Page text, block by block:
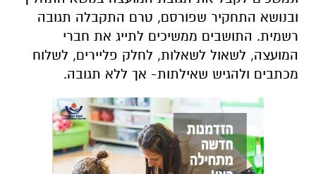
ובנושא התחקיר שפורסם, טרם התקבלה תגובה
רשמית. התושבים ממשיכים לתייג את חברי
המועצה, לשאול לשאלות, לחלק פליירים, לשלוח
מכתבים ולהגיש שאילתות- אך ללא תגובה.